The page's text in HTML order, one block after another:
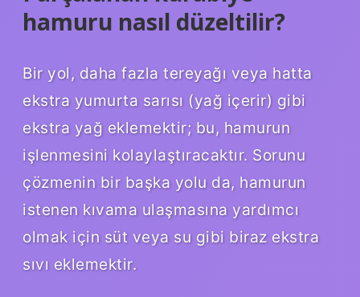
hamuru nasıl düzeltilir?
Bir yol, daha fazla tereyağı veya hatta
ekstra yumurta sarısı (yağ içerir) gibi
ekstra yağ eklemektir; bu, hamurun
işlenmesini kolaylaştıracaktır. Sorunu
çözmenin bir başka yolu da, hamurun
istenen kıvama ulaşmasına yardımcı
olmak için süt veya su gibi biraz ekstra
sıvı eklemektir.